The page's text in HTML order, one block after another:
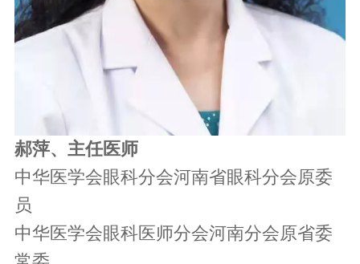
郝萍、主任医师
中华医学会眼科分会河南省眼科分会原委
员
中华医学会眼科医师分会河南分会原省委